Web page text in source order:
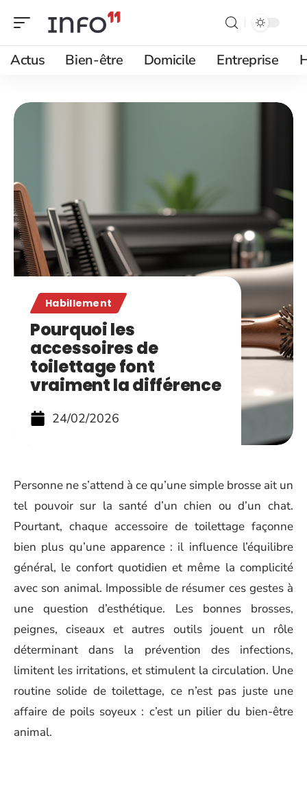
Actus Bien-être Domicile Entreprise
Habillement
Pourquoi les
accessoires de
toilettage font
vraiment la différence
24/02/2026
Personne ne s’attend à ce qu’une simple brosse ait un
tel pouvoir sur la santé d’un chien ou d’un chat.
Pourtant, chaque accessoire de toilettage façonne
bien plus qu’une apparence : il influence l’équilibre
général, le confort quotidien et même la complicité
avec son animal. Impossible de résumer ces gestes à
une question d’esthétique. Les bonnes brosses,
peignes, ciseaux et autres outils jouent un rôle
déterminant dans la prévention des infections,
limitent les irritations, et stimulent la circulation. Une
routine solide de toilettage, ce n’est pas juste une
affaire de poils soyeux : c’est un pilier du bien-être
animal.